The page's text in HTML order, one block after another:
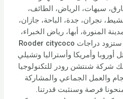
سيهات، الرياض، الطائف،
نجران، جدة، الباحة، جازان،
المنورة، أبها، رياض الخبراء،
الدرعية، حوطة سدير وغيرها، ستزود دراجات Rooder citycoco
أوروبا وأمريكا وأستراليا وتشيلي
شركة شنتشن رودر للتكنولوجيا
والعمل الجماعي والمشاركة
فرصة وسنثبت قدرتنا.